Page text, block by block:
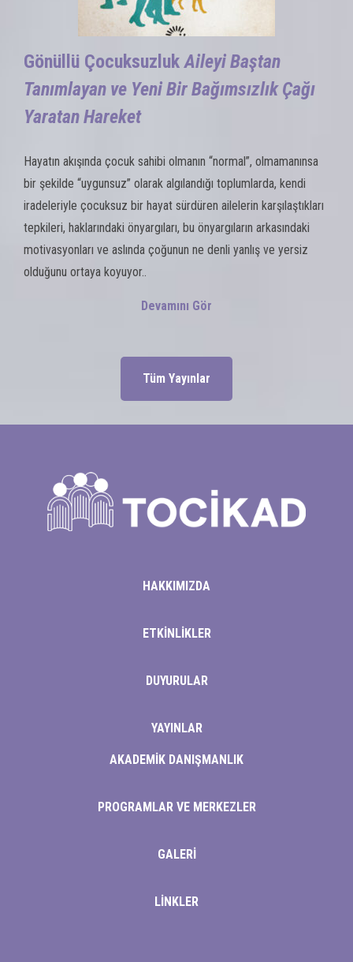
Gönüllü ÇocuksuzlukAileyi Baştan
Tanımlayan ve Yeni Bir Bağımsızlık Çağı
Yaratan Hareket
Hayatın akışında çocuk sahibi olmanın “normal”, olmamanınsa
bir şekilde “uygunsuz” olarak algılandığı toplumlarda, kendi
iradeleriyle çocuksuz bir hayat sürdüren ailelerin karşılaştıkları
tepkileri, haklarındaki önyargıları, bu önyargıların arkasındaki
motivasyonları ve aslında çoğunun ne denli yanlış ve yersiz
olduğunu ortaya koyuyor..
Devamını Gör
Tüm Yayınlar
HAKKIMIZDA
ETKİNLİKLER
DUYURULAR
YAYINLAR
AKADEMİK DANIŞMANLIK
PROGRAMLAR VE MERKEZLER
GALERİ
LİNKLER